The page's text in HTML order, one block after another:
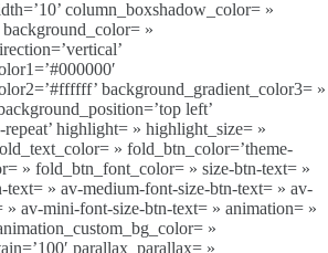
column_boxshadow_color= »
»
background_gradient_color3= »
left’
repeat’ highlight= » highlight_size= »
» fold_btn_color=’theme-
» fold_btn_font_color= » size-btn-text= »
text= » av-medium-font-size-btn-text= » av-
» av-mini-font-size-btn-text= » animation= »
»
parallax_parallax= »